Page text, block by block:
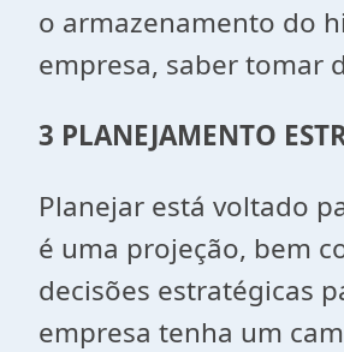
o armazenamento do
empresa, saber tomar
3 PLANEJAMENTO
Planejar está voltado
é uma projeção, bem
decisões estratégicas
empresa tenha um